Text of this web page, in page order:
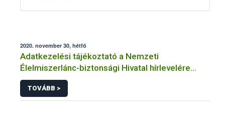
2020. november 30, hétfő
Adatkezelési tájékoztató a Nemzeti
Élelmiszerlánc-biztonsági Hivatal hírlevelére
történő regisztrációhoz kapcsolódó
adatkezelések vonatkozásában
TOVÁBB >